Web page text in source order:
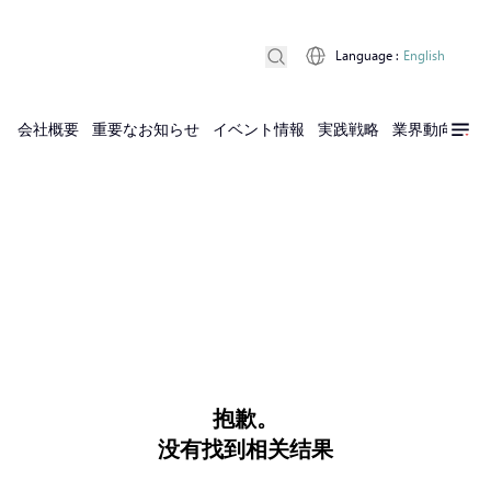
会社概要 重要なお知らせ イベント情報 実践戦略 業界動向 実
Language : English
抱歉。
没有找到相关结果